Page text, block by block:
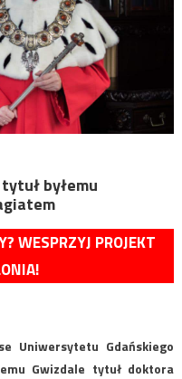
byłemu
WESPRZYJ PROJEKT
Uniwersytetu Gdańskiego
Gwizdale tytuł doktora